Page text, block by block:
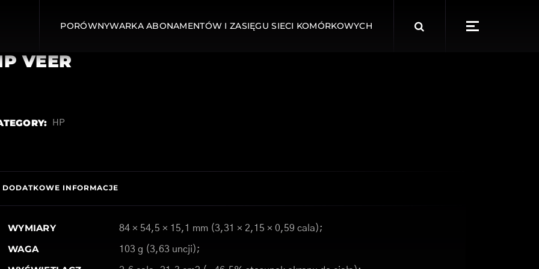
PORÓWNYWARKA ABONAMENTÓW I ZASIĘGU SIECI KOMÓRKOWYCH
for:
VEER
HP
DODATKOWE INFORMACJE
WYMIARY 84 × 54,5 × 15,1 mm (3,31 × 2,15 × 0,59 cala);
WAGA 103 g (3,63 uncji);